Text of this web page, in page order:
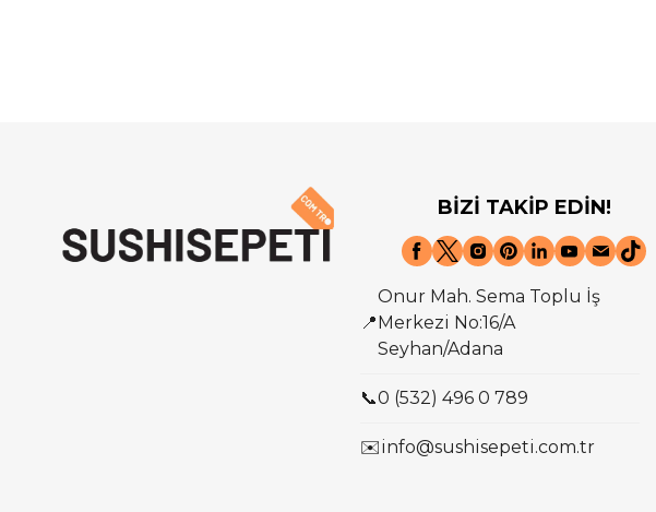
BİZİ TAKİP EDİN!
📍
Onur Mah. Sema Toplu İş
Merkezi No:16/A
Seyhan/Adana
📞0 (532) 496 0 789
✉️info@sushisepeti.com.tr